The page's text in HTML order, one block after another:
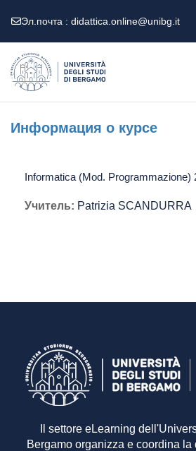
Эл.почта : didattica.online@unibg.it
Информация о курсе
Informatica (Mod. Programmazione)
Учитель: Patrizia SCANDURRA
Il settore eLearning
Bergamo organizza e coordina